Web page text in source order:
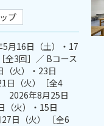
プ
月16日（土）・17
全3回］／ Bコース
（火）・23日
日（火）［全4
2026年8月25日
（火）・15日
27日（火） ［全6